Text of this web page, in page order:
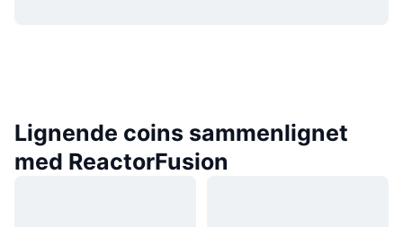
Lignende coins sammenlignet
med ReactorFusion